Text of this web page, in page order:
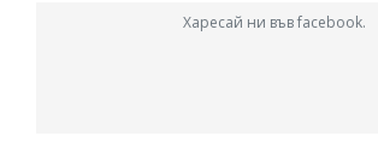
Харесай ни във facebook.